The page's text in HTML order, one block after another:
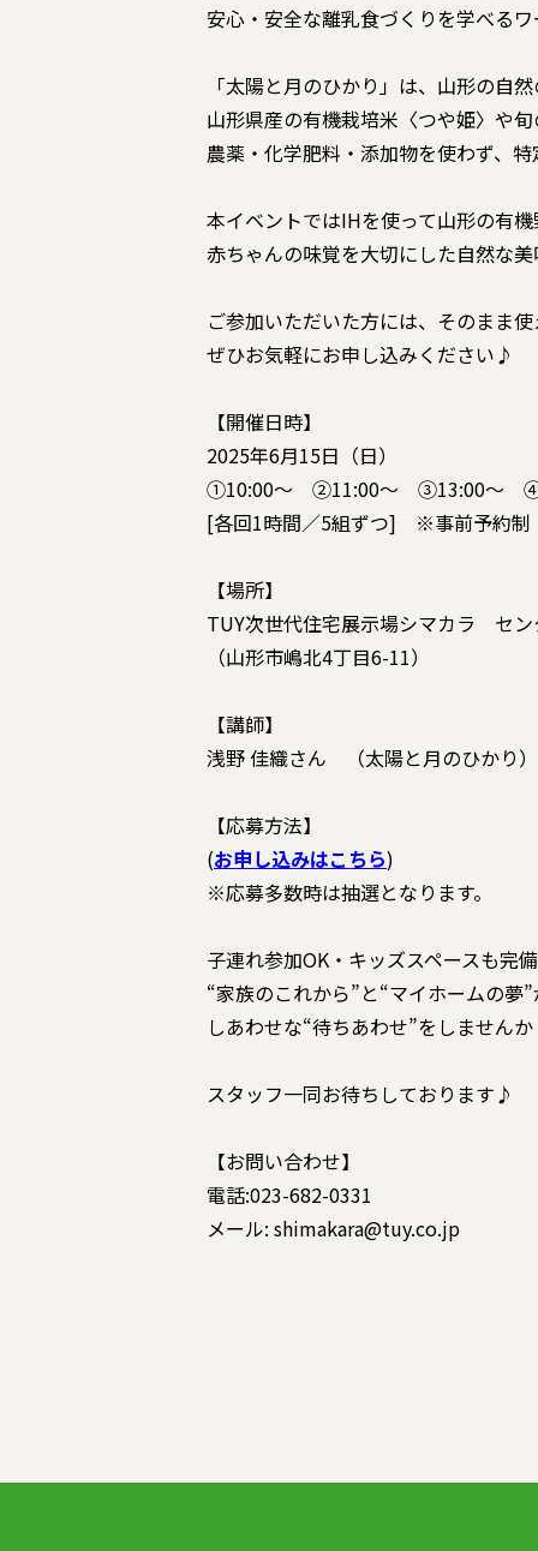
安心・安全な離乳食づくりを学べる
「太陽と月のひかり」は、山形の自
山形県産の有機栽培米〈つや姫〉や
農薬・化学肥料・添加物を使わず、
本イベントではIHを使って山形の有
赤ちゃんの味覚を大切にした自然な
ご参加いただいた方には、そのまま
ぜひお気軽にお申し込みください♪
【開催日時】
2025年6月15日（日）
①10:00〜 ②11:00〜 ③13:00〜
[各回1時間／5組ずつ] ※事前予約制
【場所】
TUY次世代住宅展示場シマカラ セン
（山形市嶋北4丁目6-11）
【講師】
浅野 佳織さん （太陽と月のひかり）
【応募方法】
(お申し込みはこちら)
※応募多数時は抽選となります。
子連れ参加OK・キッズスペースも完
“家族のこれから”と“マイホームの夢
しあわせな“待ちあわせ”をしません
スタッフ一同お待ちしております♪
【お問い合わせ】
電話:023-682-0331
メール: shimakara@tuy.co.jp